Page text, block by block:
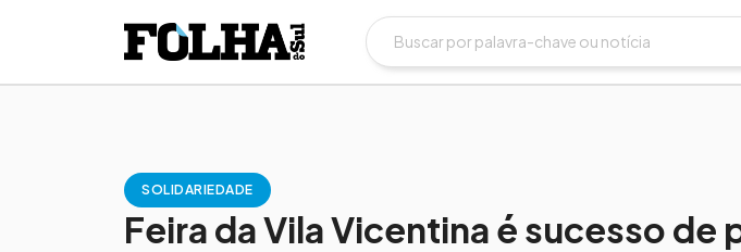
SOLIDARIEDADE
Feira da Vila Vicentina é sucesso de